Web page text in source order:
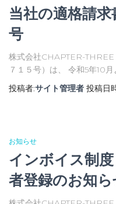
当社の適格請
号
株式会社CHAPTER-THREE
７１５号）は、 令和5年10月
投稿者:サイト管理者 投稿日
お知らせ
インボイス制
者登録のお知ら